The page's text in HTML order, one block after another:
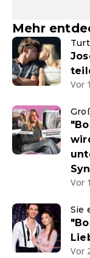
Mehr
Vor
Vor
Sie
Vor